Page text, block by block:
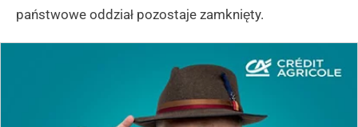
państwowe oddział pozostaje zamknięty.